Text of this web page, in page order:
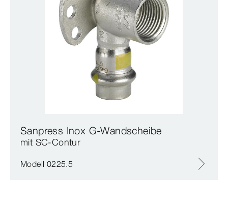
Sanpress Inox G-Wandscheibe
mit SC‑Contur
Modell 0225.5